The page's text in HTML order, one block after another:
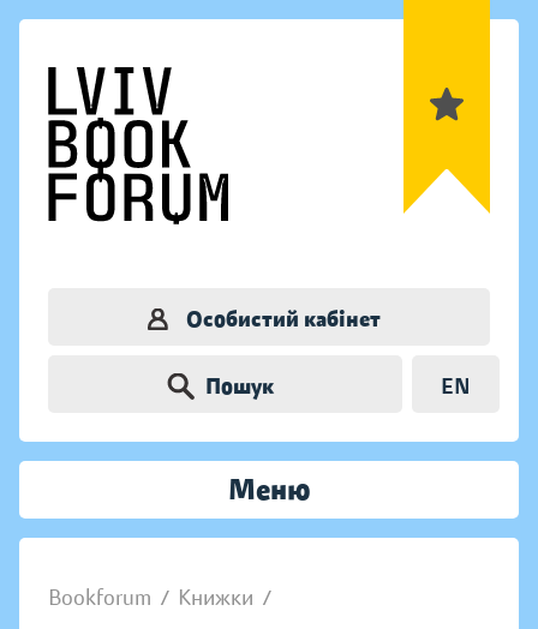
Особистий кабінет
Пошук EN
Меню
Bookforum / Книжки /